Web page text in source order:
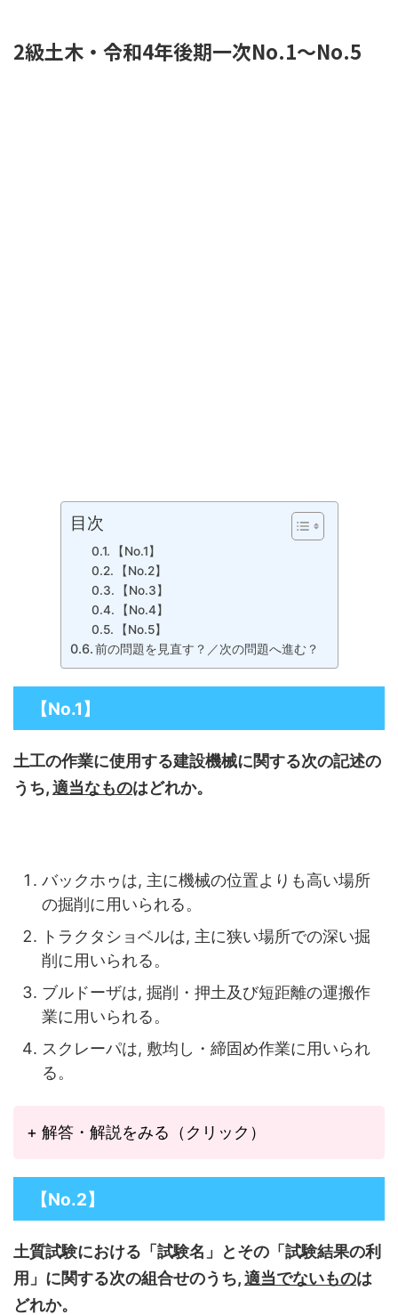
2級土木・令和4年後期一次No.1～No.5
目次
【No.1】
【No.2】
【No.3】
【No.4】
【No.5】
前の問題を見直す？／次の問題へ進む？
【No.1】
土工の作業に使用する建設機械に関する次の記述の
うち,適当なものはどれか。
バックホゥは, 主に機械の位置よりも高い場所
の掘削に用いられる。
トラクタショベルは, 主に狭い場所での深い掘
削に用いられる。
ブルドーザは, 掘削・押土及び短距離の運搬作
業に用いられる。
スクレーパは, 敷均し・締固め作業に用いられ
る。
+ 解答・解説をみる（クリック）
【No.2】
土質試験における「試験名」とその「試験結果の利
用」に関する次の組合せのうち,適当でないものは
どれか。